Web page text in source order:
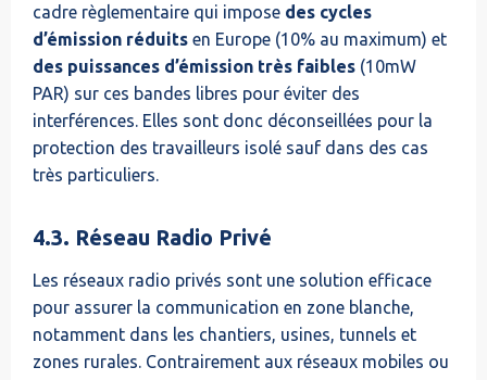
cadre règlementaire qui impose des cycles
d’émission réduits en Europe (10% au maximum) et
des puissances d’émission très faibles (10mW
PAR) sur ces bandes libres pour éviter des
interférences. Elles sont donc déconseillées pour la
protection des travailleurs isolé sauf dans des cas
très particuliers.
4.3. Réseau Radio Privé
Les réseaux radio privés sont une solution efficace
pour assurer la communication en zone blanche,
notamment dans les chantiers, usines, tunnels et
zones rurales. Contrairement aux réseaux mobiles ou